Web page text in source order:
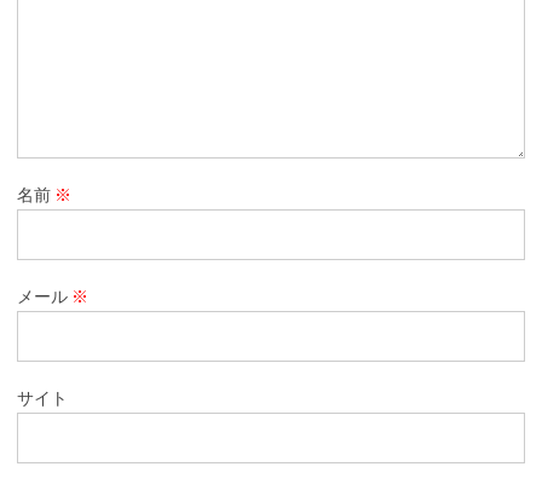
名前 ※
メール ※
サイト